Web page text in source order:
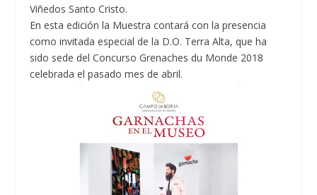
Viñedos Santo Cristo.
En esta edición la Muestra contará con la presencia
como invitada especial de la D.O. Terra Alta, que ha
sido sede del Concurso Grenaches du Monde 2018
celebrada el pasado mes de abril.